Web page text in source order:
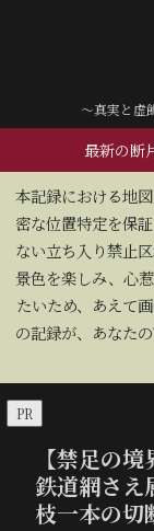
～真実と虚
最新の断
本記録における地
密な位置特定を保
ない立ち入り禁止
景色を楽しみ、心
たいため、あえて
の記録が、あなた
PR
【禁足の
鉄道網さえ
枝一本の切